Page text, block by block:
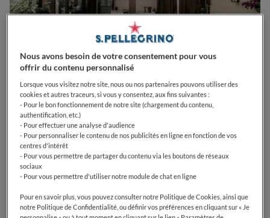
0
21 Quai Mullenheim 67000Strasbourg
Nous avons besoin de votre consentement pour vous
offrir du contenu personnalisé
Lorsque vous visitez notre site, nous ou nos partenaires pouvons utiliser des
cookies et autres traceurs, si vous y consentez, aux fins suivantes :
- Pour le bon fonctionnement de notre site (chargement du contenu,
authentification, etc.)
- Pour effectuer une analyse d'audience
- Pour personnaliser le contenu de nos publicités en ligne en fonction de vos
centres d'intérêt
- Pour vous permettre de partager du contenu via les boutons de réseaux
sociaux
- Pour vous permettre d'utiliser notre module de chat en ligne
Pour en savoir plus, vous pouvez consulter notre Politique de Cookies, ainsi que
notre Politique de Confidentialité, ou définir vos préférences en cliquant sur « Je